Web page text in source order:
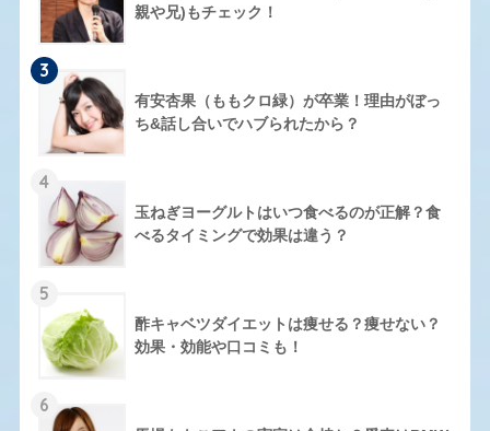
親や兄)もチェック！
3
有安杏果（ももクロ緑）が卒業！理由がぼっ
ち&話し合いでハブられたから？
4
玉ねぎヨーグルトはいつ食べるのが正解？食
べるタイミングで効果は違う？
5
酢キャベツダイエットは痩せる？痩せない？
効果・効能や口コミも！
6